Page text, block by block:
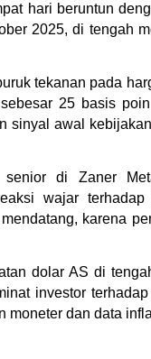
hari beruntun
2025, di tengah
tekanan pada
25 basis
sinyal awal
di Zaner
wajar
karena
dolar AS di
investor
dan data